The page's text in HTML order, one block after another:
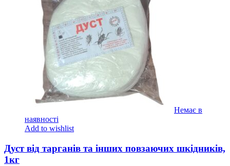
Немає в
наявності
Add to wishlist
Дуст від тарганів та інших повзаючих шкідників,
1кг